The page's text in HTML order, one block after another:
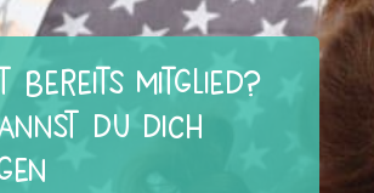
bereits Mitglied?
du dich